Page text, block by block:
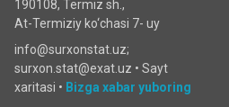
190108, Termiz sh.,
At-Termiziy ko‘chasi 7- uy
info@surxonstat.uz;
surxon.stat@exat.uz • Sayt
xaritasi • Bizga xabar yuboring